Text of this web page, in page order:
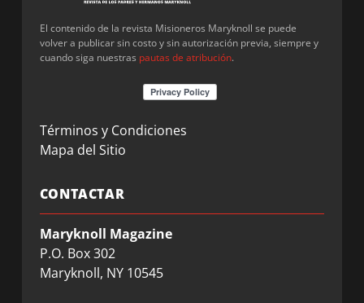
El contenido de la revista Misioneros Maryknoll se puede
volver a publicar sin costo y sin autorización previa, siempre y
cuando siga nuestras pautas de atribución.
Términos y Condiciones
Mapa del Sitio
CONTACTAR
Maryknoll Magazine
P.O. Box 302
Maryknoll, NY 10545